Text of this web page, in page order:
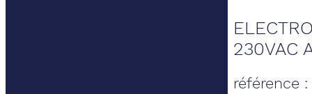
230VAC
référence :